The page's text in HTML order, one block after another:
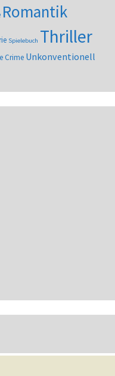
Romantik
Spielebuch Thriller
Crime Unkonventionell